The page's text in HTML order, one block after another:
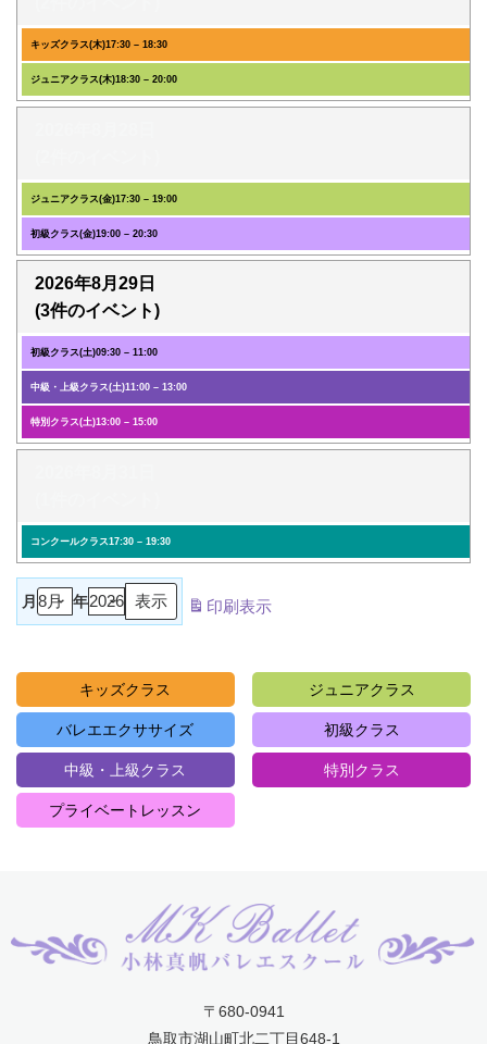
キッズクラス(木)17:30 – 18:30
ジュニアクラス(木)18:30 – 20:00
ジュニアクラス(金)17:30 – 19:00
初級クラス(金)19:00 – 20:30
2026年8月29日
(3件のイベント)
初級クラス(土)09:30 – 11:00
中級・上級クラス(土)11:00 – 13:00
特別クラス(土)13:00 – 15:00
コンクールクラス17:30 – 19:30
月 年 印刷表示
キッズクラス ジュニアクラス
バレエエクササイズ 初級クラス
中級・上級クラス 特別クラス
プライベートレッスン
〒680-0941
鳥取市湖山町北二丁目648-1